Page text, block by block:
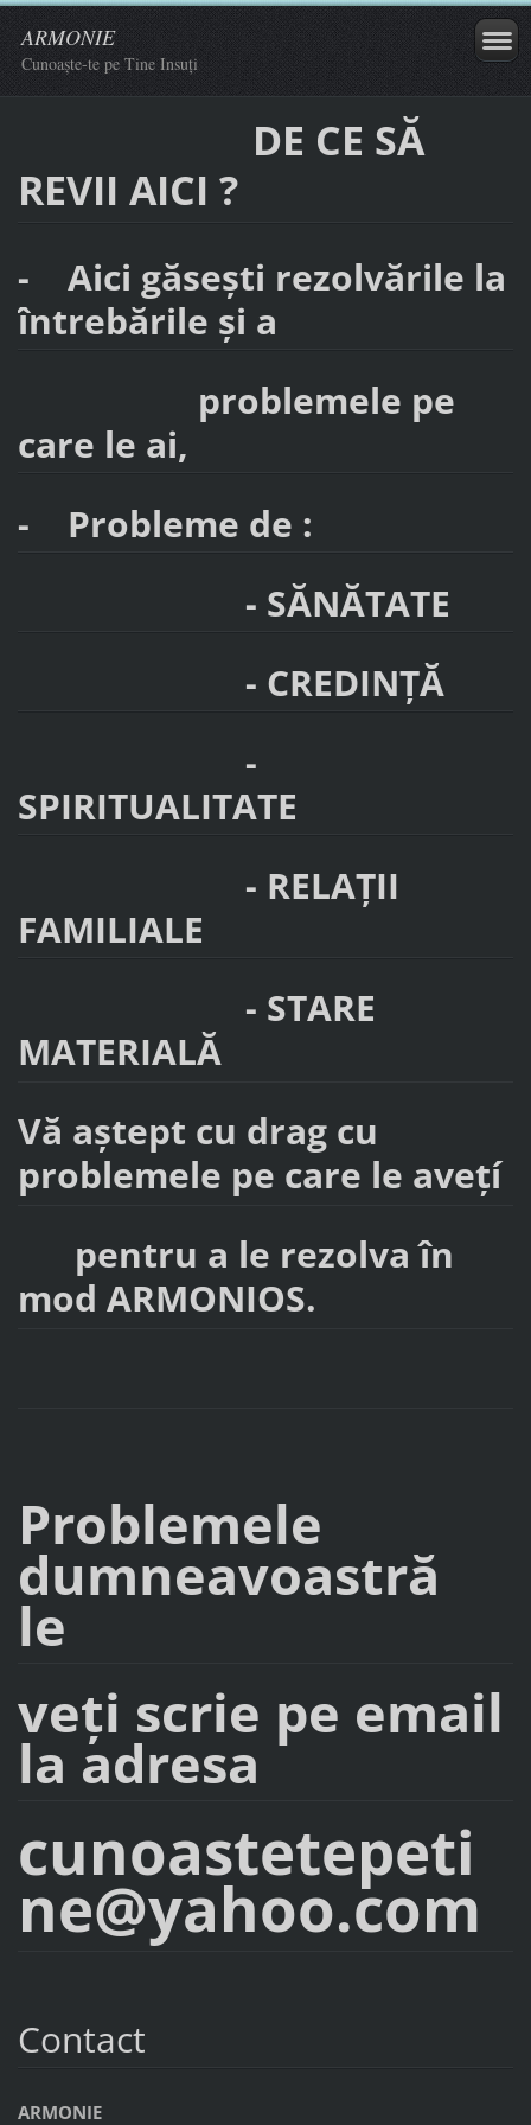
ARMONIE
Cunoaște-te pe Tine Insuți
DE CE SĂ
REVII AICI ?
- Aici găsești rezolvările la
întrebările și a
problemele pe
care le ai,
- Probleme de :
- SĂNĂTATE
- CREDINȚĂ
-
SPIRITUALITATE
- RELAȚII
FAMILIALE
- STARE
MATERIALĂ
Vă aştept cu drag cu
problemele pe care le aveţí
pentru a le rezolva în
mod ARMONIOS.
Problemele
dumneavoastră
le
veţi scrie pe email
la adresa
cunoastetepeti
ne@yahoo.com
Contact
ARMONIE